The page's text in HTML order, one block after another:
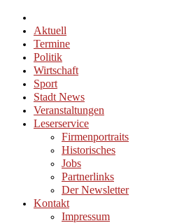
Aktuell
Termine
Politik
Wirtschaft
Sport
Stadt News
Veranstaltungen
Leserservice
Firmenportraits
Historisches
Jobs
Partnerlinks
Der Newsletter
Kontakt
Impressum